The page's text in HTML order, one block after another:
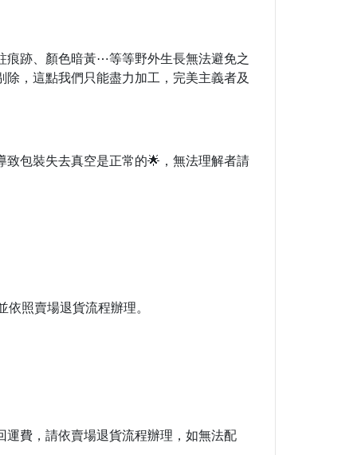
痕跡、顏色暗黃⋯等等野外生長無法避免之
，這點我們只能盡力加工，完美主義者及
包裝失去真空是正常的🌟，無法理解者請
照賣場退貨流程辦理。
費，請依賣場退貨流程辦理，如無法配